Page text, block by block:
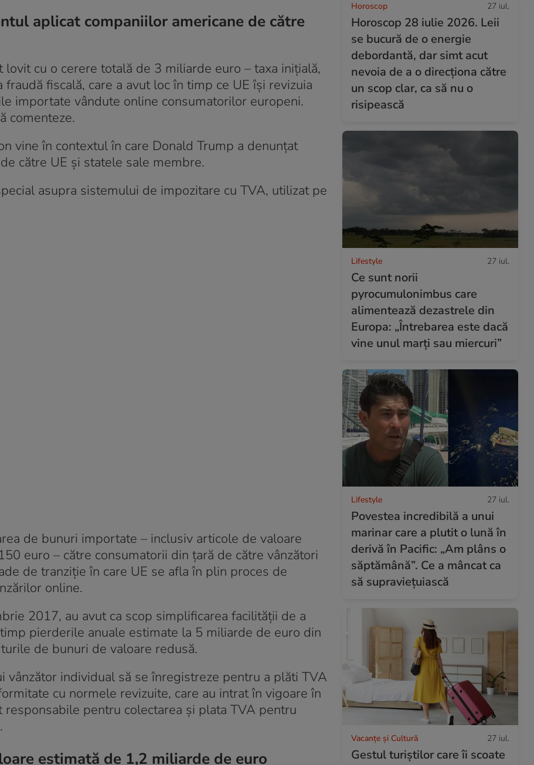
aplicat companiilor americane de către
cu o cerere totală de 3 miliarde euro – taxa inițială,
fiscală, care a avut loc în timp ce UE își revizuia
importate vândute online consumatorilor europeni.
comenteze.
vine în contextul în care Donald Trump a denunțat
către UE și statele sale membre.
asupra sistemului de impozitare cu TVA, utilizat pe
de bunuri importate – inclusiv articole de valoare
euro – către consumatorii din țară de către vânzători
de tranziție în care UE se afla în plin proces de
online.
2017, au avut ca scop simplificarea facilității de a
pierderile anuale estimate la 5 miliarde de euro din
de bunuri de valoare redusă.
vânzător individual să se înregistreze pentru a plăti TVA
cu normele revizuite, care au intrat în vigoare în
pentru colectarea și plata TVA pentru
estimată de 1,2 miliarde de euro
Horoscop 27 iul.
Horoscop 28 iulie 2026. Leii
se bucură de o energie
debordantă, dar simt acut
nevoia de a o direcționa către
un scop clar, ca să nu o
risipească
Lifestyle 27 iul.
Ce sunt norii
pyrocumulonimbus care
alimentează dezastrele din
Europa: „Întrebarea este dacă
vine unul marți sau miercuri”
Lifestyle 27 iul.
Povestea incredibilă a unui
marinar care a plutit o lună în
derivă în Pacific: „Am plâns o
săptămână”. Ce a mâncat ca
să supraviețuiască
Vacanțe și Cultură 27 iul.
Gestul turiștilor care îi scoate